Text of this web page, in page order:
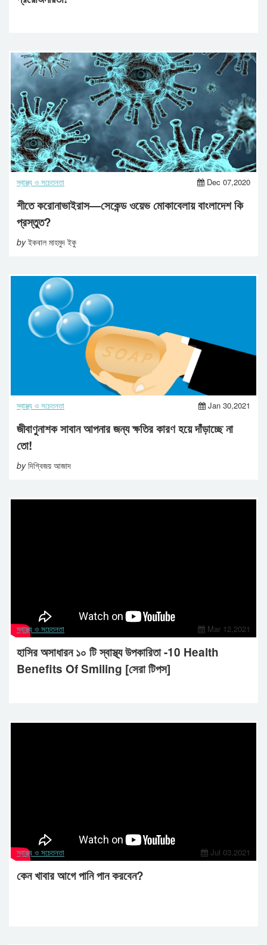
স্বাস্থ্য ও সচেতনতা Dec 07,2020
শীতে করোনাভাইরাস—সেকেন্ড ওয়েভ মোকাবেলায় বাংলাদেশ কি
প্রস্তুত?
byইকবাল মাহমুদ ইকু
স্বাস্থ্য ও সচেতনতা Jan 30,2021
জীবাণুনাশক সাবান আপনার জন্য ক্ষতির কারণ হয়ে দাঁড়াচ্ছে না
তো!
byদিগ্বিজয় আজাদ
স্বাস্থ্য ও সচেতনতা Mar 12,2021
হাসির অসাধারন ১০ টি স্বাস্থ্য উপকারিতা -10 Health
Benefits Of Smiling [সেরা টিপস]
স্বাস্থ্য ও সচেতনতা Jul 03,2021
কেন খাবার আগে পানি পান করবেন?